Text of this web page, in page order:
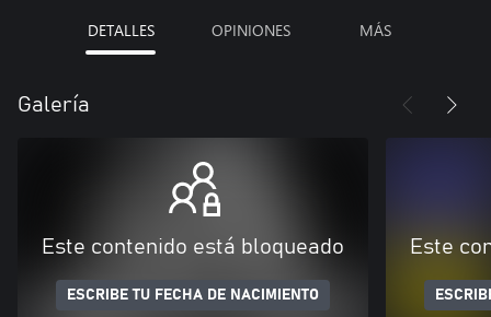
DETALLES OPINIONES MÁS
Galería
Este contenido está bloqueado
ESCRIBE TU FECHA DE NACIMIENTO
Este